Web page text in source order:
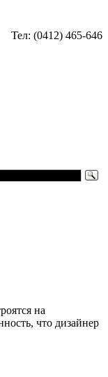
Тел: (0412) 465-646
на
что дизайнер